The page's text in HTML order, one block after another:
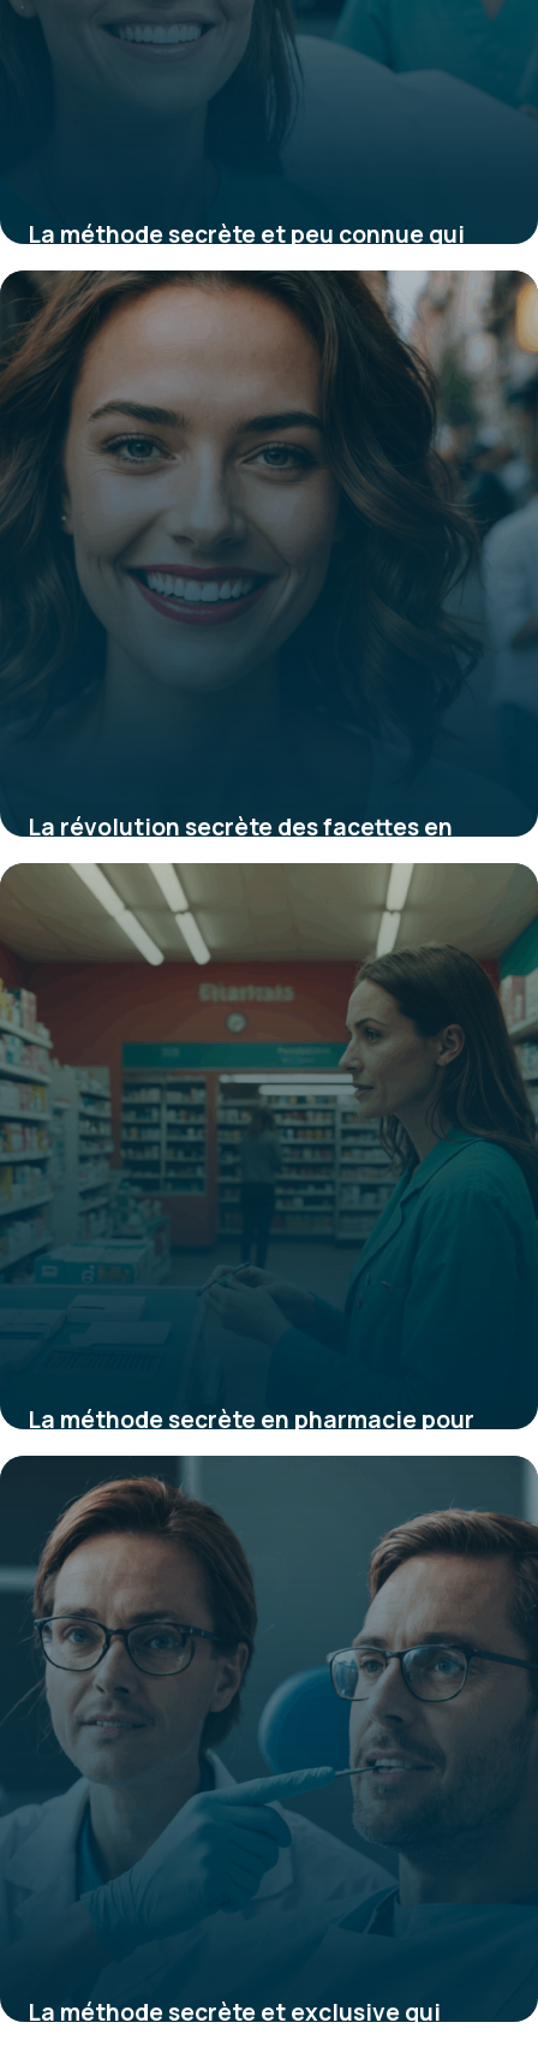
La méthode secrète et peu connue qui
transforme votre sourire en 45 minutes
sans douleur ni chirurgie
11 août 2025
La révolution secrète des facettes en
porcelaine : découvrez comment elles
subliment votre sourire tout en
préservant votre dentition
La méthode secrète en pharmacie pour
arrêter le bruxisme et préserver vos dents
dès aujourd’hui
4 août 2025
La méthode secrète et exclusive qui